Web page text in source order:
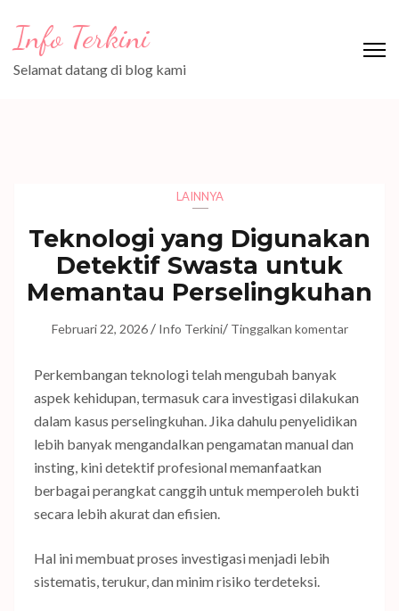
konten
(Tekan
Info Terkini
Selamat datang di blog kami
LAINNYA
Teknologi yang Digunakan
Detektif Swasta untuk
Memantau Perselingkuhan
Februari 22, 2026/ Info Terkini/ Tinggalkan komentar
Perkembangan teknologi telah mengubah banyak
aspek kehidupan, termasuk cara investigasi dilakukan
dalam kasus perselingkuhan. Jika dahulu penyelidikan
lebih banyak mengandalkan pengamatan manual dan
insting, kini detektif profesional memanfaatkan
berbagai perangkat canggih untuk memperoleh bukti
secara lebih akurat dan efisien.
Hal ini membuat proses investigasi menjadi lebih
sistematis, terukur, dan minim risiko terdeteksi.